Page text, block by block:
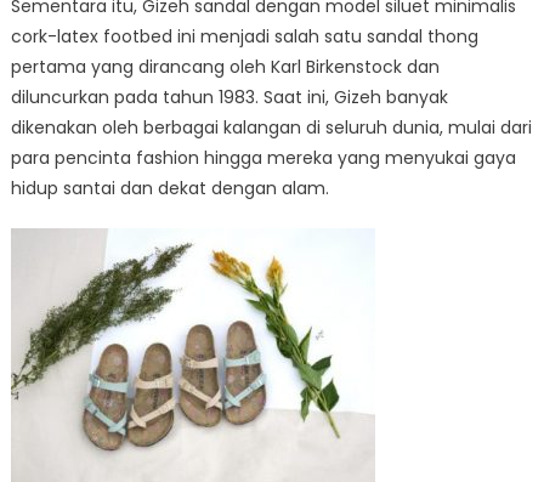
Sementara itu, Gizeh sandal dengan model siluet minimalis
cork-latex footbed ini menjadi salah satu sandal thong
pertama yang dirancang oleh Karl Birkenstock dan
diluncurkan pada tahun 1983. Saat ini, Gizeh banyak
dikenakan oleh berbagai kalangan di seluruh dunia, mulai dari
para pencinta fashion hingga mereka yang menyukai gaya
hidup santai dan dekat dengan alam.